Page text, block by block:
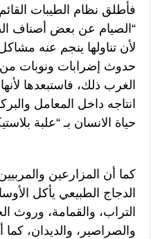
فأطلق نظام الطيبات
“الصيام عن بعض أصناف
لأن تناولها ينجم عنه
حدوث إضرابات ونوبات من
الغرب ذلك، فاستبعدها
انتاجه داخل المعامل
حياة الانسان بـ “علبة
كما أن المزارعين
الدجاج الطبيعي يأكل
التراب، والقمامة، وروث
والصراصير، والديدان،